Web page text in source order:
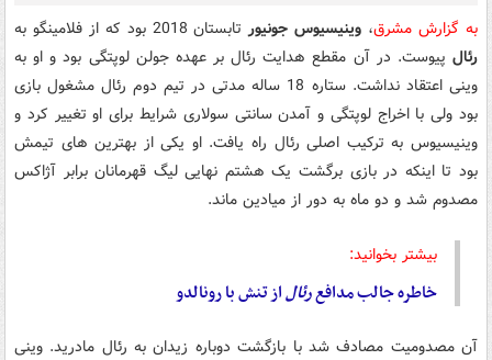
به گزارش مشرق، وینیسیوس جونیور تابستان 2018 بود که از فلامینگو به
رئال پیوست. در آن مقطع هدایت رئال بر عهده جولن لوپتگی بود و او به
وینی اعتقاد نداشت. ستاره 18 ساله مدتی در تیم دوم رئال مشغول بازی
بود ولی با اخراج لوپتگی و آمدن سانتی سولاری شرایط برای او تغییر کرد و
وینیسیوس به ترکیب اصلی رئال راه یافت. او یکی از بهترین های تیمش
بود تا اینکه در بازی برگشت یک هشتم نهایی لیگ قهرمانان برابر آژاکس
مصدوم شد و دو ماه به دور از میادین ماند.
بیشتر بخوانید:
خاطره جالب مدافعرئالاز تنش با رونالدو
آن مصدومیت مصادف شد با بازگشت دوباره زیدان به رئال مادرید. وینی